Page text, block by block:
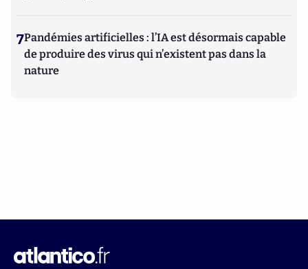
7Pandémies artificielles : l’IA est désormais capable
de produire des virus qui n’existent pas dans la
nature